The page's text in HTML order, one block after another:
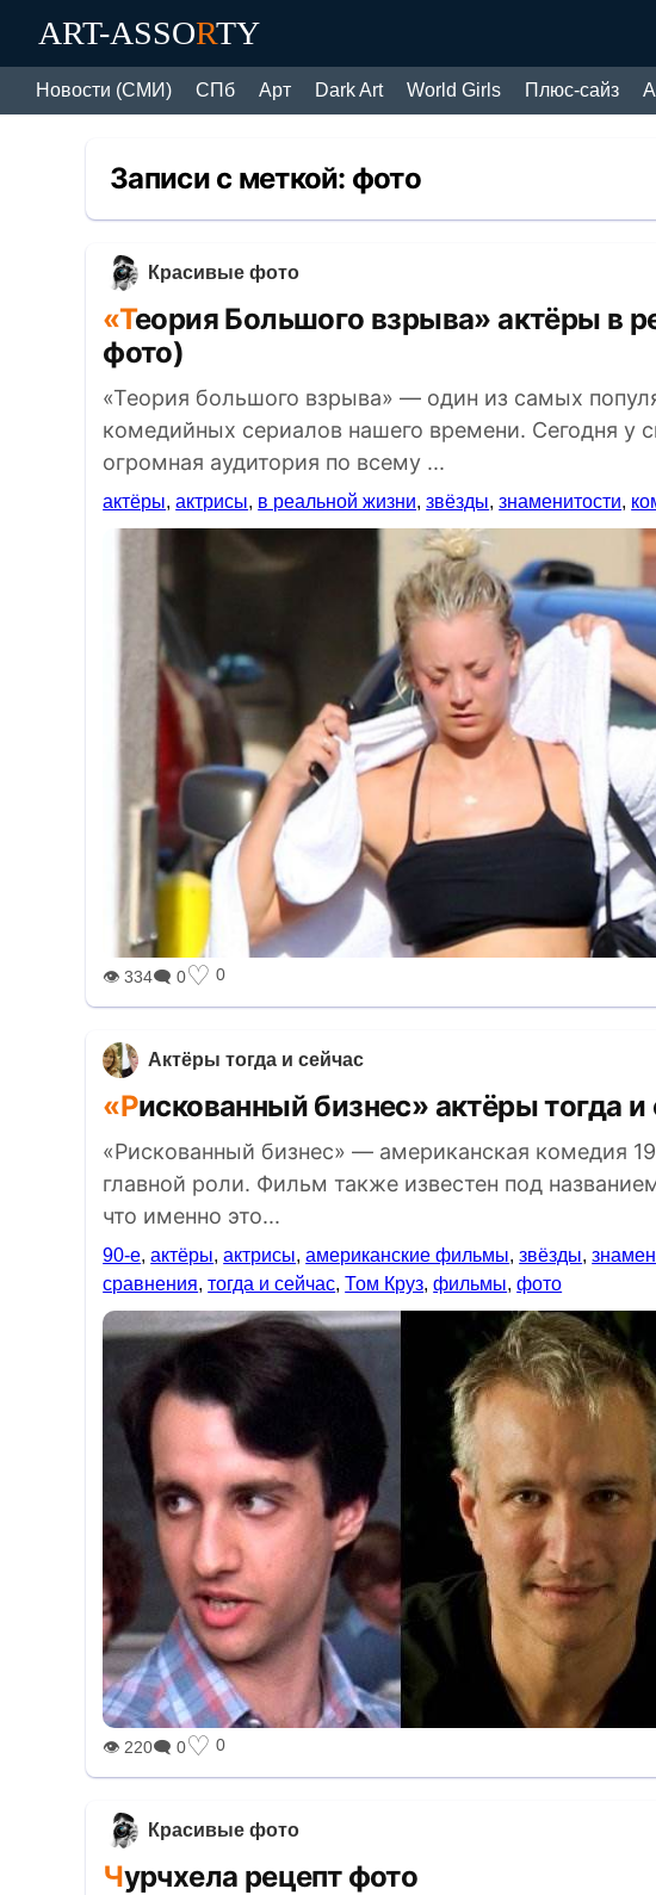
ART-ASSORTY
Новости (СМИ) СПб Арт Dark Art World Girls Плюс-сайз
Записи с меткой: фото
Красивые фото
«Теория Большого взрыва» актёры в реальной жизни (18
фото)
«Теория большого взрыва» — один из самых
комедийных сериалов нашего времени. Сегодня у
огромная аудитория по всему ...
актёры,актрисы, в реальной жизни,звёзды,знаменитости,
👁 334🗨 0♡ 0
Актёры тогда и сейчас
«Рискованный бизнес» актёры тогда
«Рискованный бизнес» — американская комедия
главной роли. Фильм также известен под
что именно это...
90-е,актёры,актрисы,американские фильмы,звёзды,
сравнения,тогда и сейчас,Том Круз,фильмы,фото
👁 220🗨 0♡ 0
Красивые фото
Чурчхела рецепт фото
BREAKING